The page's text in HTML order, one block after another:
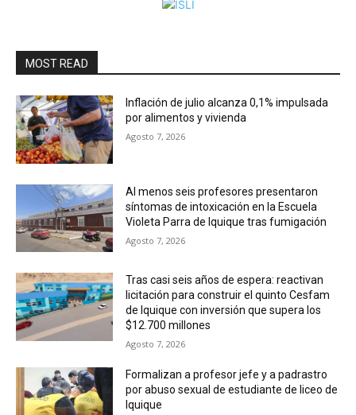
MOST READ
Inflación de julio alcanza 0,1% impulsada
por alimentos y vivienda
Agosto 7, 2026
Al menos seis profesores presentaron
síntomas de intoxicación en la Escuela
Violeta Parra de Iquique tras fumigación
Agosto 7, 2026
Tras casi seis años de espera: reactivan
licitación para construir el quinto Cesfam
de Iquique con inversión que supera los
$12.700 millones
Agosto 7, 2026
Formalizan a profesor jefe y a padrastro
por abuso sexual de estudiante de liceo de
Iquique